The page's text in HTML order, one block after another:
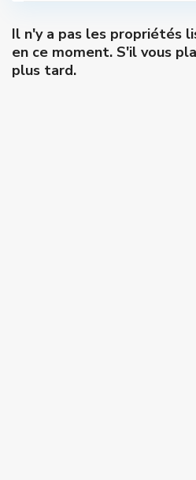
Il n'y a pas les propriétés
en ce moment. S'il vous
plus tard.